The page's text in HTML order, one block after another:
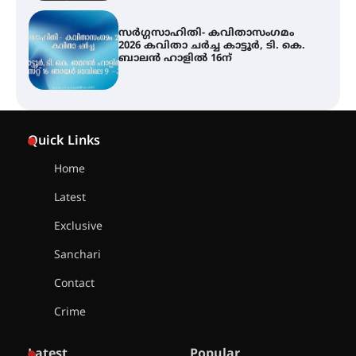
ശക്തമായ മഴ തുടരുന്നു – തൃശൂർ
ജില്ലയിൽ എല്ലാ വിദ്യാഭ്യാസ
സ്ഥാപനങ്ങൾക്കും ശനിയാഴ്ച
അവധി
Quick Links
Home
Latest
Exclusive
Sanchari
Contact
Crime